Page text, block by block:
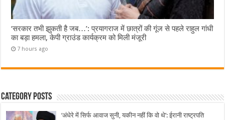
‘सरकार तभी झुकती है जब…’: प्रयागराज में छात्रों की गूंज से पहले राहुल गांधी
का बड़ा हमला, केपी ग्राउंड कार्यक्रम को मिली मंजूरी
7 hours ago
Category Posts
‘अंधेरे में सिर्फ आवाज सुनी, यकीन नहीं कि वो थे’: ईरानी राष्ट्रपति